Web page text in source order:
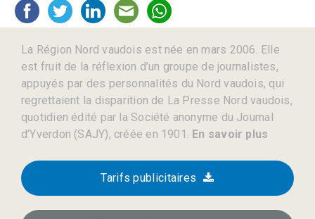
La Région Nord vaudois est née en mars 2006. Elle
est fruit de la réflexion d’un groupe de journalistes,
appuyés par des personnalités du Nord vaudois, qui
regrettaient la disparition de La Presse Nord vaudois,
quotidien édité par la Société anonyme du Journal
d’Yverdon (SAJY), créée en 1901. En savoir plus
Tarifs publicitaires